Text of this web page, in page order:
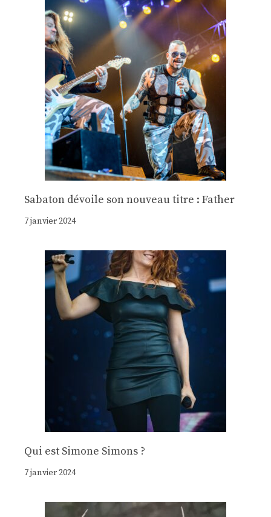
Sabaton dévoile son nouveau titre : Father
7 janvier 2024
Qui est Simone Simons ?
7 janvier 2024